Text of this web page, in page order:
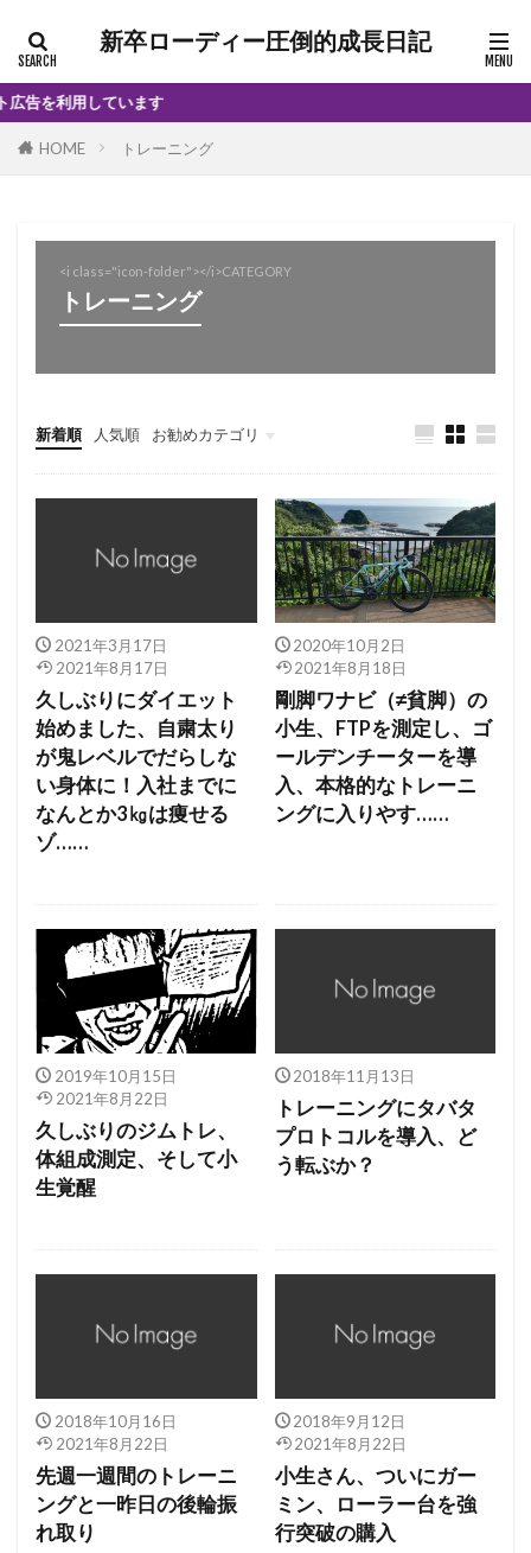
新卒ローディー圧倒的成長日記
を利用しています
HOME トレーニング
<i class="icon-folder"></i>CATEGORY
トレーニング
新着順 人気順 お勧めカテゴリ
インプレ
2021年3月17日
2021年8月17日
久しぶりにダイエット
始めました、自粛太り
が鬼レベルでだらしな
い身体に！入社までに
なんとか3㎏は痩せる
ゾ……
2020年10月2日
2021年8月18日
剛脚ワナビ（≠貧脚）の
小生、FTPを測定し、ゴ
ールデンチーターを導
入、本格的なトレーニ
ングに入りやす……
2019年10月15日
2021年8月22日
久しぶりのジムトレ、
体組成測定、そして小
生覚醒
2018年11月13日
トレーニングにタバタ
プロトコルを導入、ど
う転ぶか？
2018年10月16日
2021年8月22日
先週一週間のトレーニ
ングと一昨日の後輪振
れ取り
2018年9月12日
2021年8月22日
小生さん、ついにガー
ミン、ローラー台を強
行突破の購入